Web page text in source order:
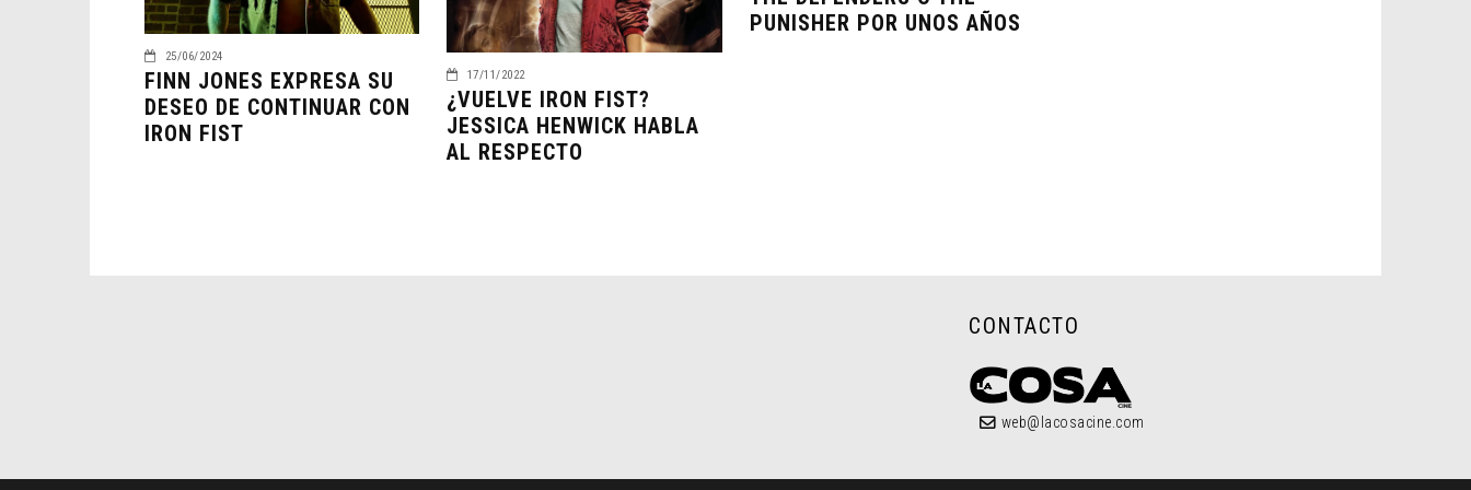
25/06/2024
FINN JONES EXPRESA SU
DESEO DE CONTINUAR CON
IRON FIST
17/11/2022
¿VUELVE IRON FIST?
JESSICA HENWICK HABLA
AL RESPECTO
PUNISHER POR UNOS AÑOS
CONTACTO
web@lacosacine.com